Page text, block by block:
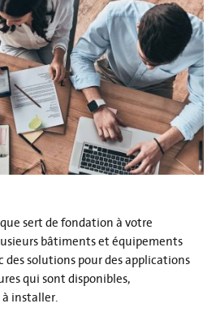
sert de fondation à votre
bâtiments et équipements
des solutions pour des applications
qui sont disponibles,
installer.